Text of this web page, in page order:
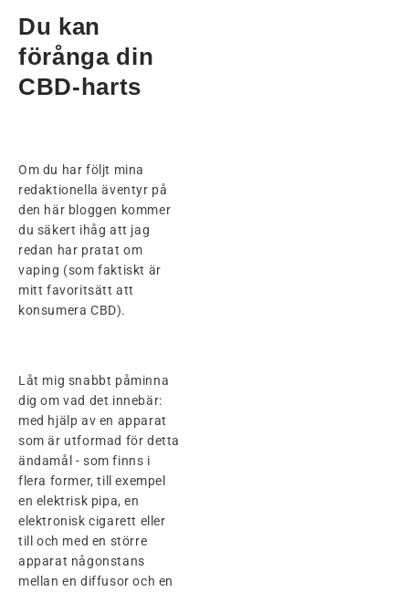
Du kan
förånga din
CBD-harts
Om du har följt mina
redaktionella äventyr på
den här bloggen kommer
du säkert ihåg att jag
redan har pratat om
vaping (som faktiskt är
mitt favoritsätt att
konsumera CBD).
Låt mig snabbt påminna
dig om vad det innebär:
med hjälp av en apparat
som är utformad för detta
ändamål - som finns i
flera former, till exempel
en elektrisk pipa, en
elektronisk cigarett eller
till och med en större
apparat någonstans
mellan en diffusor och en